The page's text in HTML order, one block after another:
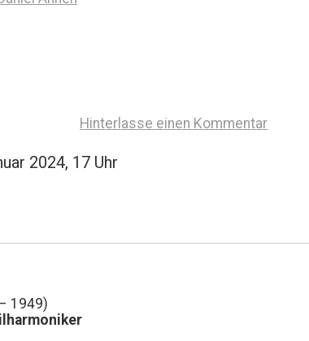
Hinterlasse einen Kommentar
2024, 17 Uhr
1949)